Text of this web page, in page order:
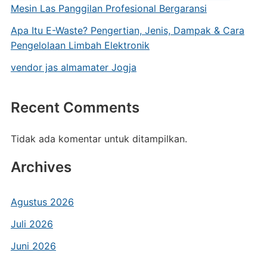
Mesin Las Panggilan Profesional Bergaransi
Apa Itu E-Waste? Pengertian, Jenis, Dampak & Cara
Pengelolaan Limbah Elektronik
vendor jas almamater Jogja
Recent Comments
Tidak ada komentar untuk ditampilkan.
Archives
Agustus 2026
Juli 2026
Juni 2026